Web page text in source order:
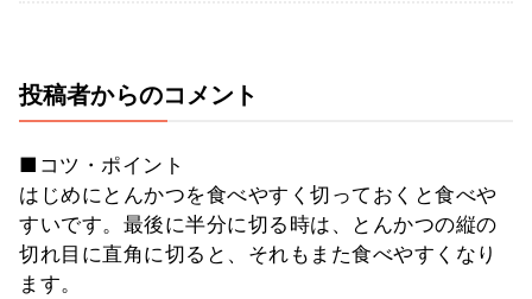
投稿者からのコメント
■コツ・ポイント
はじめにとんかつを食べやすく切っておくと食べや
すいです。最後に半分に切る時は、とんかつの縦の
切れ目に直角に切ると、それもまた食べやすくなり
ます。